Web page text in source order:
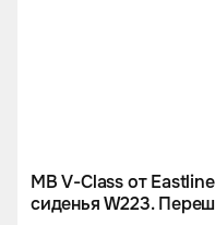
MB V-Class от
сиденья W223.